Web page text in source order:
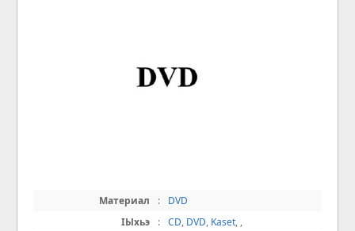
Материал :
DVD
IЫхьэ
: CD, DVD, Kaset, ,